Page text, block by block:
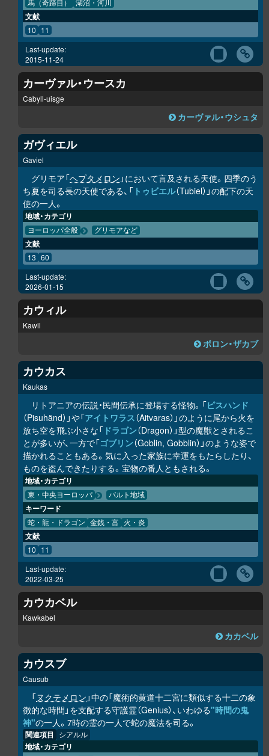
馬（奇蹄目） 湖沼・河川
文献
10 11
Last-update:
2015-11-24
カーヴァル・ウースカ
Cabyll-uisge
カーヴァル・ウシュタ
ガヴィエル
Gaviel
グリモア「ヘプタメロン 」において言及される天使。四季のう
ち夏を司る長の天使である、「 トゥビエル（Tubiel）」の配下の天
使の一人。
地域・カテゴリ
ヨーロッパ全般 グリモアなど
文献
13 60
Last-update:
2026-01-15
カウィル
Kawil
ボロン・ザカブ
カウカス
Kaukas
リトアニアの伝説・民間伝承に登場する怪物。「ピスハンド
（Pisuhänd）」や「アイトワラス（Aitvaras）」のように尾から火を
放ち空を飛ぶ小さな「 ドラゴン（Dragon）」型の魔獣とされるこ
とが多いが、一方で「ゴブリン（Goblin, Gobblin）」のような姿で
描かれることもある。気に入った家族に幸運をもたらしたり、
ものを盗んできたりする。宝物の番人ともされる。
地域・カテゴリ
東・中央ヨーロッパ バルト地域
キーワード
蛇・龍・ドラゴン 金銭・富 火・炎
文献
10 11
Last-update:
2022-03-25
カウカベル
Kawkabel
カカベル
カウスブ
Causub
「ヌクテメロン 」中の「魔術的黄道十二宮に類似する十二の象
徴的な時間」を支配する守護霊（Genius）、いわゆる"時間の鬼
神"の一人。7時の霊の一人で蛇の魔法を司る。
関連項目 シアルル
地域・カテゴリ